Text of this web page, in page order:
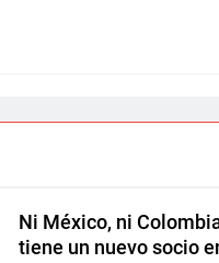
Ni México, ni
tiene un nuevo socio